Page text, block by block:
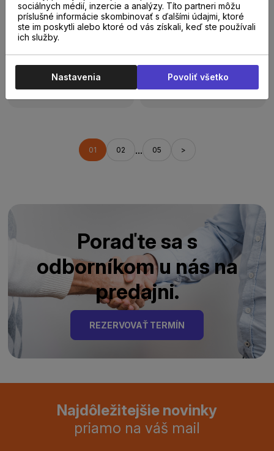
Do 14 dní
Dekoračný PANEL 3D
CPL Perleťová Sivá +
Betón Svetlý
59,90 €/kss DPH
Do 14 dní
CPL Perleťová Sivá +
Perleťová Sivá
59,90 €/kss DPH
01 02 ... 05 >
Poraďte sa s
odborníkom u nás na
predajni.
REZERVOVAŤ TERMÍN
Najdôležitejšie novinky
priamo na váš mail
sociálnych médií, inzercie a analýzy. Títo partneri môžu
príslušné informácie skombinovať s ďalšími údajmi, ktoré
ste im poskytli alebo ktoré od vás získali, keď ste používali
ich služby.
Nastavenia Povoliť všetko